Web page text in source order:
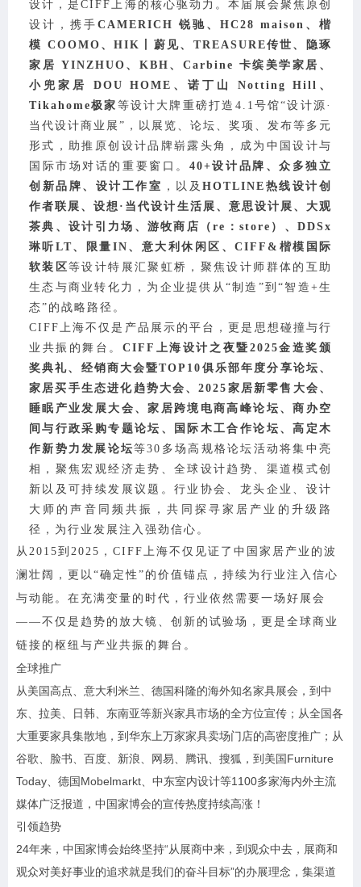
设计，是CIFF上海的核心驱动力。本届展会聚焦原创
设计，携手 CAMERICH 锐驰、HC28 maison、楷
模 COOMO、HIK丨蔚见、TREASURE传世、
隐琢
家居 YINZHUO、 KBH、Carbine 卡缤美学家居、
小兜家居 DOU HOME、诺丁山 Notting Hill、
Tikahome极家 等设计大牌 重磅打造4.1号馆“设计源·
当代设计商业展”，以展览、论坛、奖项、发布等多元
形式，助推原创设计品牌崭露头角，成为中国设计与
国际市场对话的重要窗口 。 40+设计品牌、众多独立
创新品牌、设计工作室 ，以及HOTLINE热线设计创
作者联展、设想·当代设计生活展、意思设计展、大观
茶典、设计引力场、游牧商店（re：store）、DDSx
琳听LT、限量IN、意大利休闲区、CIFF&楷模国际
软装区等设计特展汇聚虹桥， 聚焦设计师群体的互助
生态与商业转化力， 为企业提供从“制造”到“智造+生
态”的战略路径。
CIFF上海不仅是产品展示的平台，更是思想碰撞与行
业共振的舞台。CIFF上海设计之夜暨2025金造奖颁
奖典礼、经销商大会暨TOP10俱乐部年度分享论坛、
家居买手生态进化趋势大会、2025家居新零售大会、
睡眠产业发展大会、家居跨境电商高峰论坛、商办空
间与行政采购专题论坛、国际木工合作论坛、高定木
作新势力发展论坛等30多场高规格论坛活动将集中亮
相，聚焦宏观经济走势、全球设计趋势、渠道模式创
新以及可持续发展议题。行业协会、龙头企业、设计
大师的声音同频共振，共同探寻家居产业的升级路
径，为行业发展注入强劲信心。
从2015到2025，CIFF上海不仅见证了中国家居产业的波
澜壮阔，更以“确定性”的价值锚点，持续为行业注入信心
与动能。在充满变量的时代，行业依然需要一场好展会
——不仅是趋势的放大镜、创新的试验场，更是全球商业
链接的枢纽与产业共振的舞台。
全球推广
从美国高点、意大利米兰、德国科隆的海外知名家具展会，到中
东、拉美、日韩、东南亚等新兴家具市场的全方位宣传；从全国各
大重要家具集散地，到华东上万家家具卖场门店的高密度推广；从
谷歌、脸书、百度、新浪、网易、腾讯、搜狐，到美国Furniture
Today、德国Mobelmarkt、中东室内设计等1100多家海内外主流
媒体广泛报道，中国家博会的宣传热度持续高涨！
引领趋势
24年来，中国家博会始终坚持“从展商中来，到观众中去，展商和
观众对美好事业的追求就是我们的奋斗目标”的办展理念，集渠道